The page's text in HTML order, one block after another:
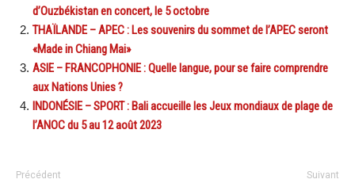
d’Ouzbékistan en concert, le 5 octobre
THAÏLANDE – APEC : Les souvenirs du sommet de l’APEC seront
«Made in Chiang Mai»
ASIE – FRANCOPHONIE : Quelle langue, pour se faire comprendre
aux Nations Unies ?
INDONÉSIE – SPORT : Bali accueille les Jeux mondiaux de plage de
l’ANOC du 5 au 12 août 2023
Précédent Suivant